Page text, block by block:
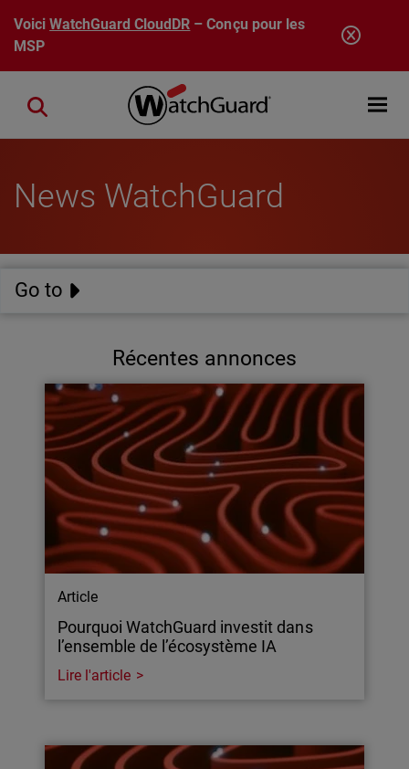
Aller au contenu principal
VoiciWatchGuard CloudDR – Conçu pour les
MSP
Open
Close search
News WatchGuard
Go to
Récentes annonces
Article
Pourquoi WatchGuard investit dans
l’ensemble de l’écosystème IA
Lire l'article